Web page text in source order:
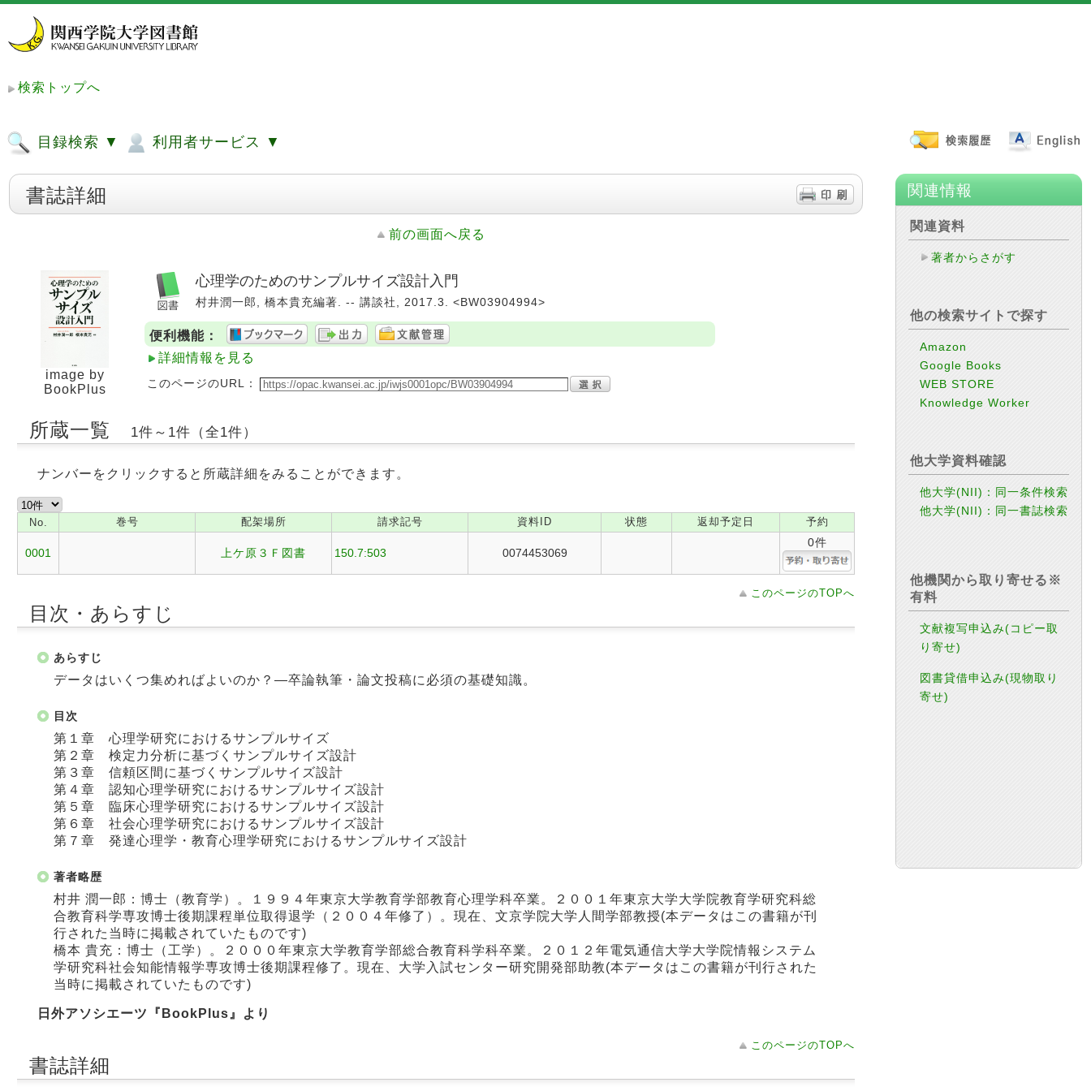
検索トップへ
目録検索 ▼ 利用者サービス ▼
書誌詳細
前の画面へ戻る
image by
BookPlus
心理学のためのサンプルサイズ設計入門
村井潤一郎, 橋本貴充編著. -- 講談社, 2017.3. <BW03904994>
便利機能：
詳細情報を見る
このページのURL：
所蔵一覧 1件～1件（全1件）
ナンバーをクリックすると所蔵詳細をみることができます。
No. 巻号 配架場所 請求記号 資料ID 状態 返却予定日 予約
0001 上ケ原３Ｆ図書 150.7:503 0074453069
0件
このページのTOPへ
目次・あらすじ
あらすじ
データはいくつ集めればよいのか？―卒論執筆・論文投稿に必須の基礎知識。
目次
第１章 心理学研究におけるサンプルサイズ
第２章 検定力分析に基づくサンプルサイズ設計
第３章 信頼区間に基づくサンプルサイズ設計
第４章 認知心理学研究におけるサンプルサイズ設計
第５章 臨床心理学研究におけるサンプルサイズ設計
第６章 社会心理学研究におけるサンプルサイズ設計
第７章 発達心理学・教育心理学研究におけるサンプルサイズ設計
著者略歴
村井 潤一郎：博士（教育学）。１９９４年東京大学教育学部教育心理学科卒業。２００１年東京大学大学院教育学研究科総
合教育科学専攻博士後期課程単位取得退学（２００４年修了）。現在、文京学院大学人間学部教授(本データはこの書籍が刊
行された当時に掲載されていたものです)
橋本 貴充：博士（工学）。２０００年東京大学教育学部総合教育科学科卒業。２０１２年電気通信大学大学院情報システム
学研究科社会知能情報学専攻博士後期課程修了。現在、大学入試センター研究開発部助教(本データはこの書籍が刊行された
当時に掲載されていたものです)
日外アソシエーツ『BookPlus』より
このページのTOPへ
書誌詳細
関連情報
関連資料
著者からさがす
他の検索サイトで探す
Amazon
Google Books
WEB STORE
Knowledge Worker
他大学資料確認
他大学(NII)：同一条件検索
他大学(NII)：同一書誌検索
他機関から取り寄せる※
有料
文献複写申込み(コピー取
り寄せ)
図書貸借申込み(現物取り
寄せ)